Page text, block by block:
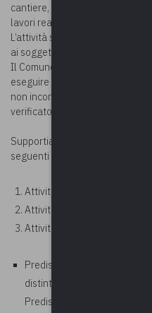
cantiere, finalizzati ad
lavori realizzati alla
L’attività si conclude con la
ai soggetti interessati.
Il Comune diventa pertanto
eseguire i controlli e le
non incorrere in pericolose
verificato per l’evento sismico
Supportiamo i Comuni nello
seguenti prestazioni:
Attività istruttoria con attività
Attività di sopralluogo in
Attività di controllo a
Predisposizione atti per
distinta da quella che
Predisposizione